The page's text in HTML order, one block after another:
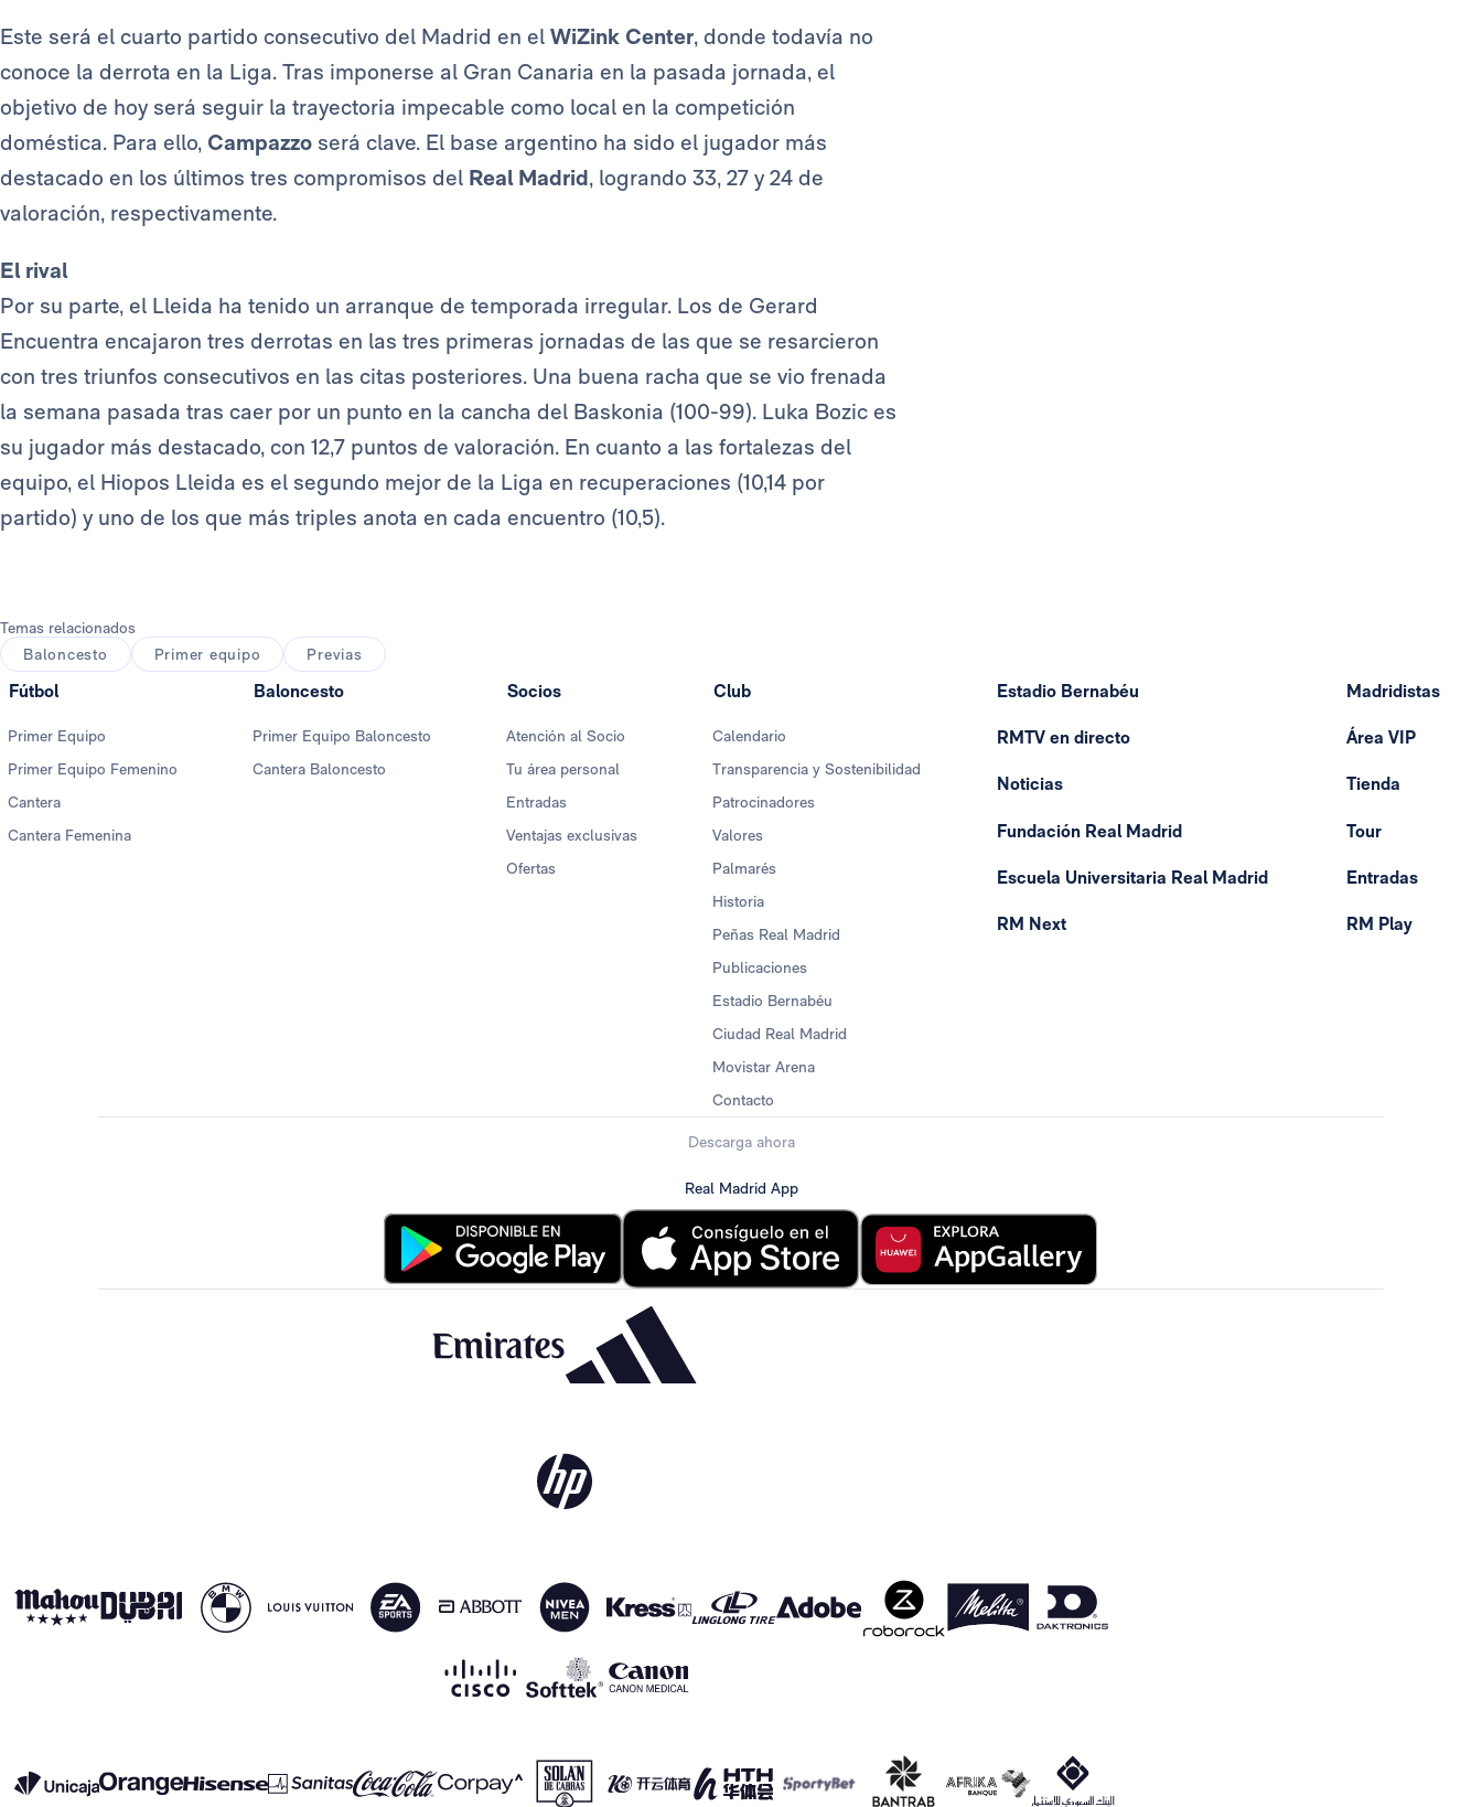
Este será el cuarto partido consecutivo del Madrid en el WiZink Center, donde todavía no
conoce la derrota en la Liga. Tras imponerse al Gran Canaria en la pasada jornada, el
objetivo de hoy será seguir la trayectoria impecable como local en la competición
doméstica. Para ello, Campazzo será clave. El base argentino ha sido el jugador más
destacado en los últimos tres compromisos del Real Madrid, logrando 33, 27 y 24 de
valoración, respectivamente.
El rival
Por su parte, el Lleida ha tenido un arranque de temporada irregular. Los de Gerard
Encuentra encajaron tres derrotas en las tres primeras jornadas de las que se resarcieron
con tres triunfos consecutivos en las citas posteriores. Una buena racha que se vio frenada
la semana pasada tras caer por un punto en la cancha del Baskonia (100-99). Luka Bozic es
su jugador más destacado, con 12,7 puntos de valoración. En cuanto a las fortalezas del
equipo, el Hiopos Lleida es el segundo mejor de la Liga en recuperaciones (10,14 por
partido) y uno de los que más triples anota en cada encuentro (10,5).
Temas relacionados
Baloncesto
Primer equipo Previas
Fútbol
Primer Equipo
Primer Equipo Femenino
Cantera
Cantera Femenina
Baloncesto
Primer Equipo Baloncesto
Cantera Baloncesto
Socios
Atención al Socio
Tu área personal
Entradas
Ventajas exclusivas
Ofertas
Club
Calendario
Transparencia y Sostenibilidad
Patrocinadores
Valores
Palmarés
Historia
Peñas Real Madrid
Publicaciones
Estadio Bernabéu
Ciudad Real Madrid
Movistar Arena
Contacto
Estadio Bernabéu
RMTV en directo
Noticias
Fundación Real Madrid
Escuela Universitaria Real Madrid
RM Next
Madridistas
Área VIP
Tienda
Tour
Entradas
RM Play
Descarga ahora
Real Madrid App